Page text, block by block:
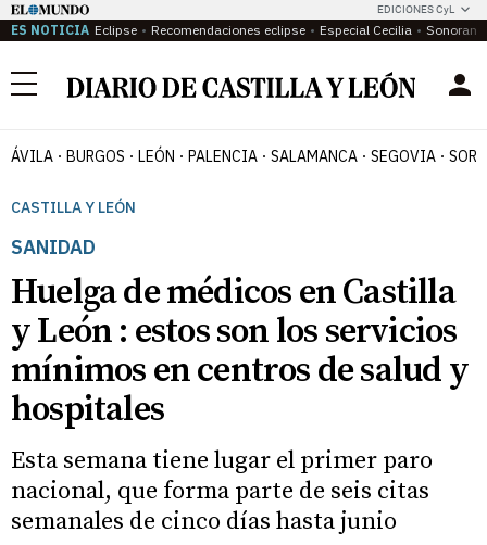
EDICIONES CyL
ES NOTICIA Eclipse Recomendaciones eclipse Especial Cecilia
Menú
ÁVILA BURGOS LEÓN PALENCIA SALAMANCA SEGOVIA
CASTILLA Y LEÓN
SANIDAD
Huelga de médicos en Castilla
y León : estos son los servicios
mínimos en centros de salud y
hospitales
Esta semana tiene lugar el primer paro
nacional, que forma parte de seis citas
semanales de cinco días hasta junio